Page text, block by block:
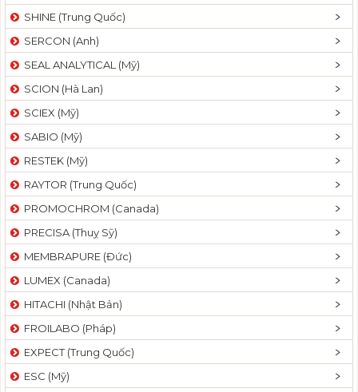
SHINE (Trung Quốc)
SERCON (Anh)
SEAL ANALYTICAL (Mỹ)
SCION (Hà Lan)
SCIEX (Mỹ)
SABIO (Mỹ)
RESTEK (Mỹ)
RAYTOR (Trung Quốc)
PROMOCHROM (Canada)
PRECISA (Thuỵ Sỹ)
MEMBRAPURE (Đức)
LUMEX (Canada)
HITACHI (Nhật Bản)
FROILABO (Pháp)
EXPECT (Trung Quốc)
ESC (Mỹ)